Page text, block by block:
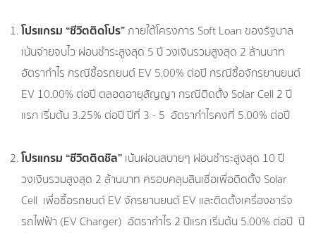
โปรแกรม “ชีวิตติดโปร”ภายใต้โครงการ Soft Loan ของรัฐบาล
เน้นจ่ายจบไว ผ่อนชำระสูงสุด 5 ปี วงเงินรวมสูงสุด 2 ล้านบาท
อัตรากำไร กรณีซื้อรถยนต์ EV 5.00% ต่อปี กรณีซื้อจักรยานยนต์
EV 10.00% ต่อปี ตลอดอายุสัญญา กรณีติดตั้ง Solar Cell 2 ปี
แรก เริ่มต้น 3.25% ต่อปี ปีที่ 3 - 5 อัตรากำไรคงที่ 5.00% ต่อปี
โปรแกรม “ชีวิตติดชิล” เน้นผ่อนสบายๆ ผ่อนชำระสูงสุด 10 ปี
วงเงินรวมสูงสุด 2 ล้านบาท ครอบคลุมสินเชื่อเพื่อติดตั้ง Solar
Cell เพื่อซื้อรถยนต์ EV จักรยานยนต์ EV และติดตั้งเครื่องชาร์จ
รถไฟฟ้า (EV Charger) อัตรากำไร 2 ปีแรก เริ่มต้น 5.00% ต่อปี ปี